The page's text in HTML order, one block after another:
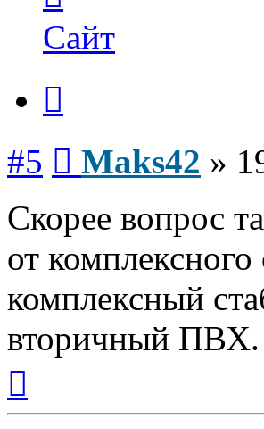
пользователя
Maks42
Сайт
#5 Maks42 »
Скорее вопрос
от комплексного
комплексный
вторичный ПВХ.
началу